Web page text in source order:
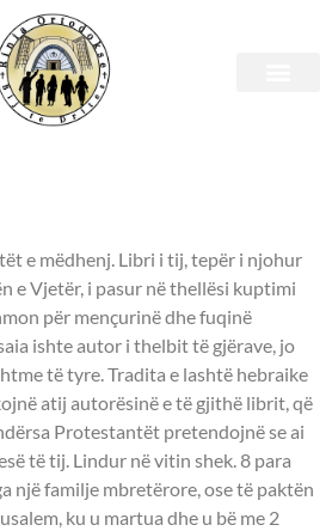
– 09 Maj
e mëdhenj. Libri i tij, tepër i njohur
e Vjetër, i pasur në thellësi kuptimi
për mençurinë dhe fuqinë
ishte autor i thelbit të gjërave, jo
të tyre. Tradita e lashtë hebraike
atij autorësinë e të gjithë librit, që
Protestantët pretendojnë se ai
të tij. Lindur në vitin shek. 8 para
një familje mbretërore, ose të paktën
ku u martua dhe u bë me 2